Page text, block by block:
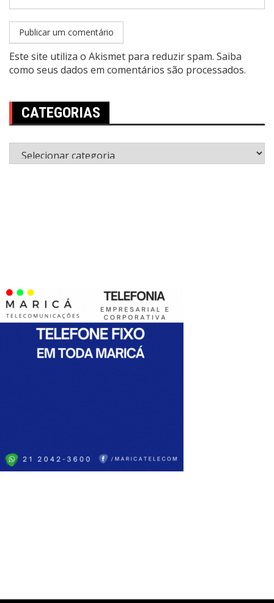
Este site utiliza o Akismet para reduzir spam. Saiba
como seus dados em comentários são processados.
CATEGORIAS
Categorias